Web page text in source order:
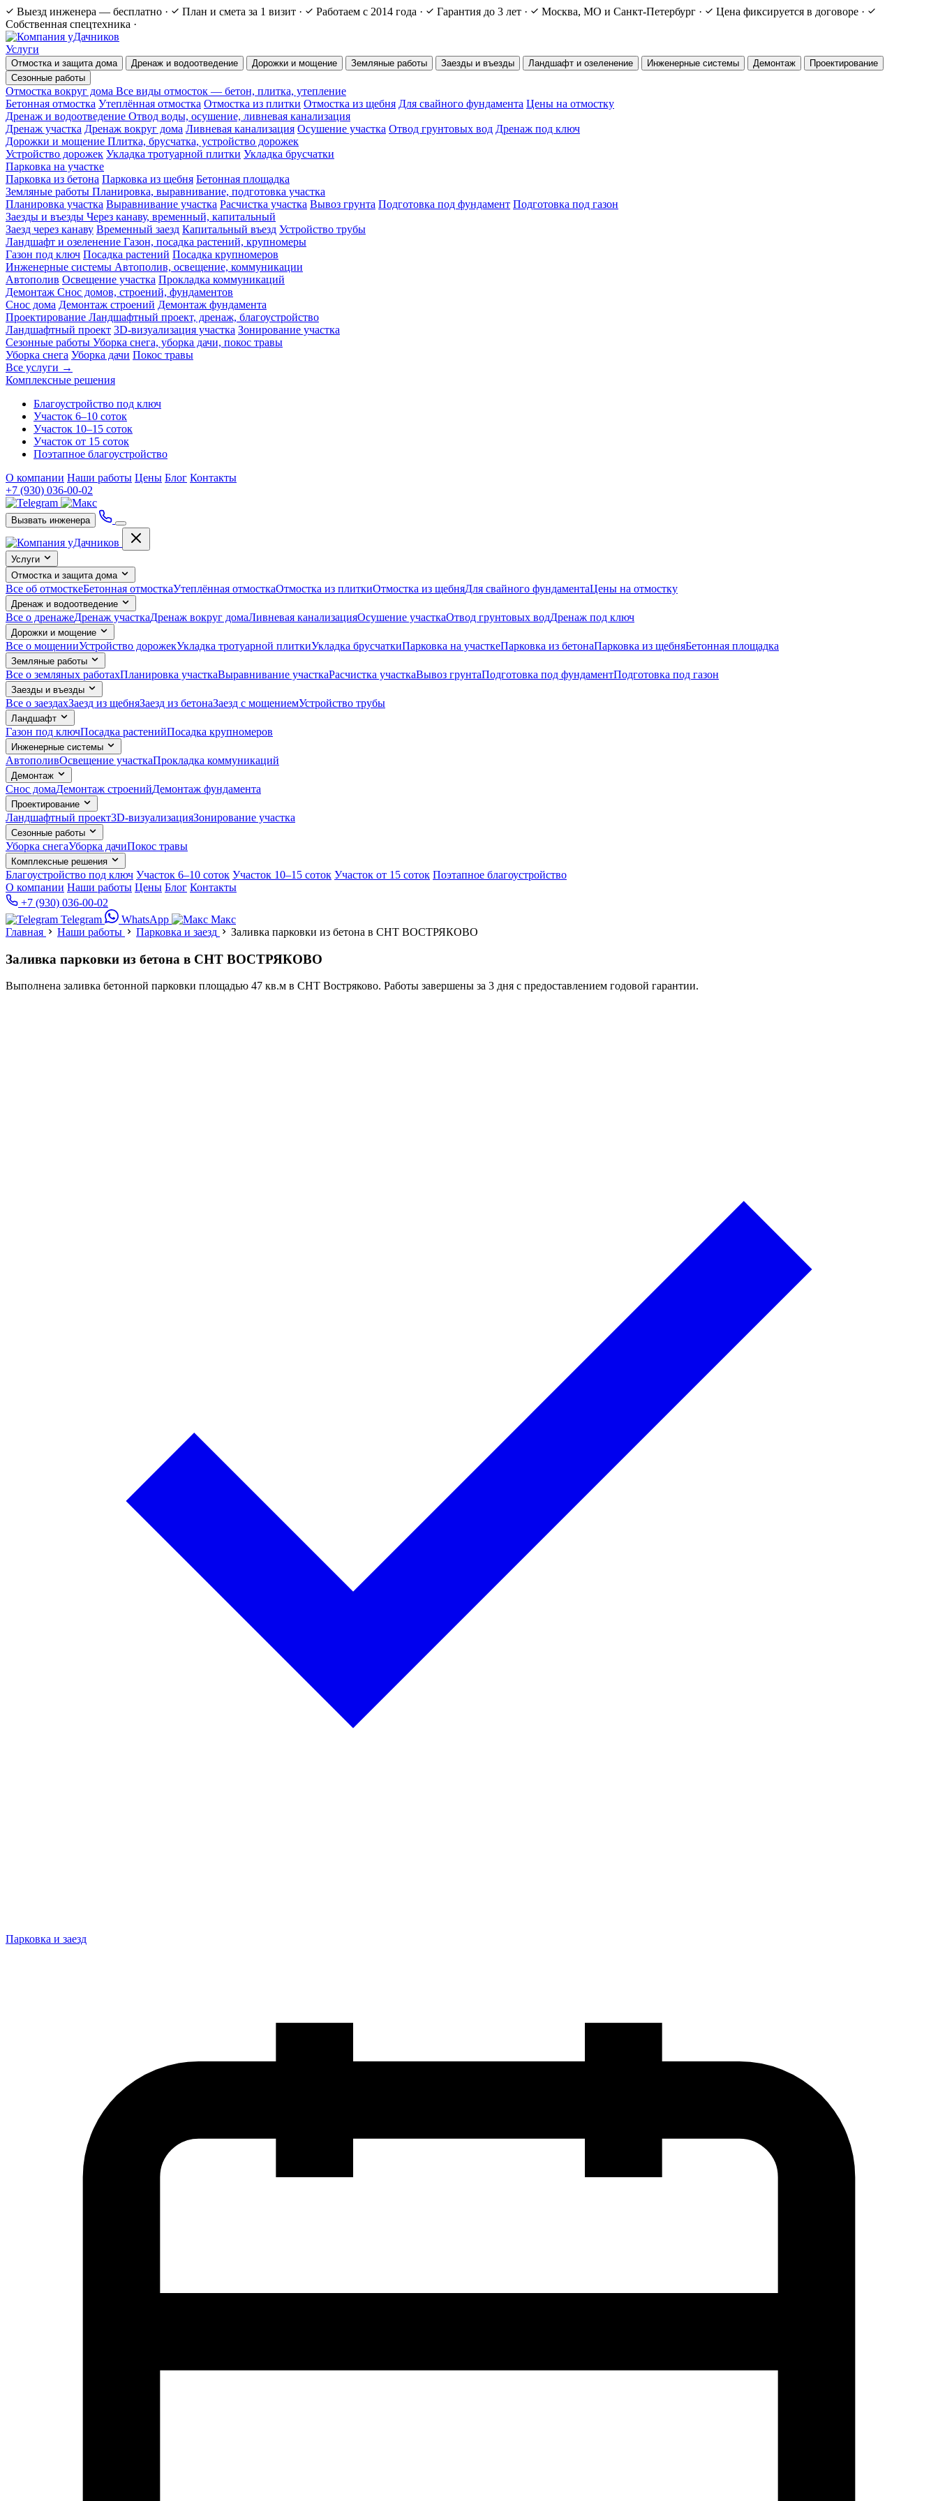
Выезд инженера — бесплатно · План и смета за 1 визит · Работаем с 2014 года · Гарантия до 3 лет · Москва, МО и Санкт-Петербург · Цена фиксируется в договоре ·
Собственная спецтехника ·
Услуги
Отмостка и защита дома Дренаж и водоотведение Дорожки и мощение Земляные работы Заезды и въезды Ландшафт и озеленение Инженерные системы Демонтаж
Проектирование
Сезонные работы
Отмостка вокруг дома Все виды отмосток — бетон, плитка, утепление
Бетонная отмостка Утеплённая отмостка Отмостка из плитки Отмостка из щебня Для свайного фундамента Цены на отмостку
Дренаж и водоотведение Отвод воды, осушение, ливневая канализация
Дренаж участка Дренаж вокруг дома Ливневая канализация Осушение участка Отвод грунтовых вод Дренаж под ключ
Дорожки и мощение Плитка, брусчатка, устройство дорожек
Устройство дорожек Укладка тротуарной плитки Укладка брусчатки
Парковка на участке
Парковка из бетона Парковка из щебня Бетонная площадка
Земляные работы Планировка, выравнивание, подготовка участка
Планировка участка Выравнивание участка Расчистка участка Вывоз грунта Подготовка под фундамент Подготовка под газон
Заезды и въезды Через канаву, временный, капитальный
Заезд через канаву Временный заезд Капитальный въезд Устройство трубы
Ландшафт и озеленение Газон, посадка растений, крупномеры
Газон под ключ Посадка растений Посадка крупномеров
Инженерные системы Автополив, освещение, коммуникации
Автополив Освещение участка Прокладка коммуникаций
Демонтаж Снос домов, строений, фундаментов
Снос дома Демонтаж строений Демонтаж фундамента
Проектирование Ландшафтный проект, дренаж, благоустройство
Ландшафтный проект 3D-визуализация участка Зонирование участка
Сезонные работы Уборка снега, уборка дачи, покос травы
Уборка снега Уборка дачи Покос травы
Все услуги →
Комплексные решения
Благоустройство под ключ
Участок 6–10 соток
Участок 10–15 соток
Участок от 15 соток
Поэтапное благоустройство
О компании Наши работы Цены Блог Контакты
+7 (930) 036-00-02
Вызвать инженера
Услуги
Отмостка и защита дома
Все об отмосткеБетонная отмосткаУтеплённая отмосткаОтмостка из плиткиОтмостка из щебняДля свайного фундаментаЦены на отмостку
Дренаж и водоотведение
Все о дренажеДренаж участкаДренаж вокруг домаЛивневая канализацияОсушение участкаОтвод грунтовых водДренаж под ключ
Дорожки и мощение
Все о мощенииУстройство дорожекУкладка тротуарной плиткиУкладка брусчаткиПарковка на участкеПарковка из бетонаПарковка из щебняБетонная площадка
Земляные работы
Все о земляных работахПланировка участкаВыравнивание участкаРасчистка участкаВывоз грунтаПодготовка под фундаментПодготовка под газон
Заезды и въезды
Все о заездахЗаезд из щебняЗаезд из бетонаЗаезд с мощениемУстройство трубы
Ландшафт
Газон под ключПосадка растенийПосадка крупномеров
Инженерные системы
АвтополивОсвещение участкаПрокладка коммуникаций
Демонтаж
Снос домаДемонтаж строенийДемонтаж фундамента
Проектирование
Ландшафтный проект3D-визуализацияЗонирование участка
Сезонные работы
Уборка снегаУборка дачиПокос травы
Комплексные решения
Благоустройство под ключ Участок 6–10 соток Участок 10–15 соток Участок от 15 соток Поэтапное благоустройство
О компании Наши работы Цены Блог Контакты
+7 (930) 036-00-02
Telegram
WhatsApp
Макс
Главная
Наши работы Парковка и заезд Заливка парковки из бетона в СНТ ВОСТРЯКОВО
Заливка парковки из бетона в СНТ ВОСТРЯКОВО
Выполнена заливка бетонной парковки площадью 47 кв.м в СНТ Востряково. Работы завершены за 3 дня с предоставлением годовой гарантии.
Парковка и заезд